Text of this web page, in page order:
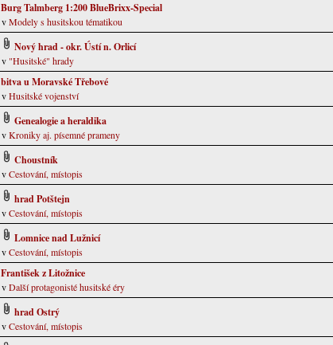
Burg Talmberg 1:200 BlueBrixx-Special
vModely s husitskou tématikou
Nový hrad - okr. Ústí n. Orlicí
v "Husitské" hrady
bitva u Moravské Třebové
vHusitské vojenství
Genealogie a heraldika
vKroniky aj. písemné prameny
Choustník
vCestování, místopis
hrad Potštejn
vCestování, místopis
Lomnice nad Lužnicí
vCestování, místopis
František z Litožnice
vDalší protagonisté husitské éry
hrad Ostrý
vCestování, místopis